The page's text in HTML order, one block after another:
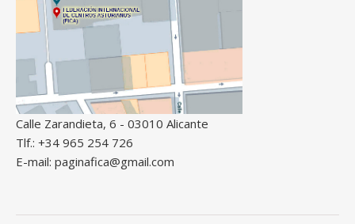
Calle Zarandieta, 6 - 03010 Alicante
Tlf.: +34 965 254 726
E-mail: paginafica@gmail.com